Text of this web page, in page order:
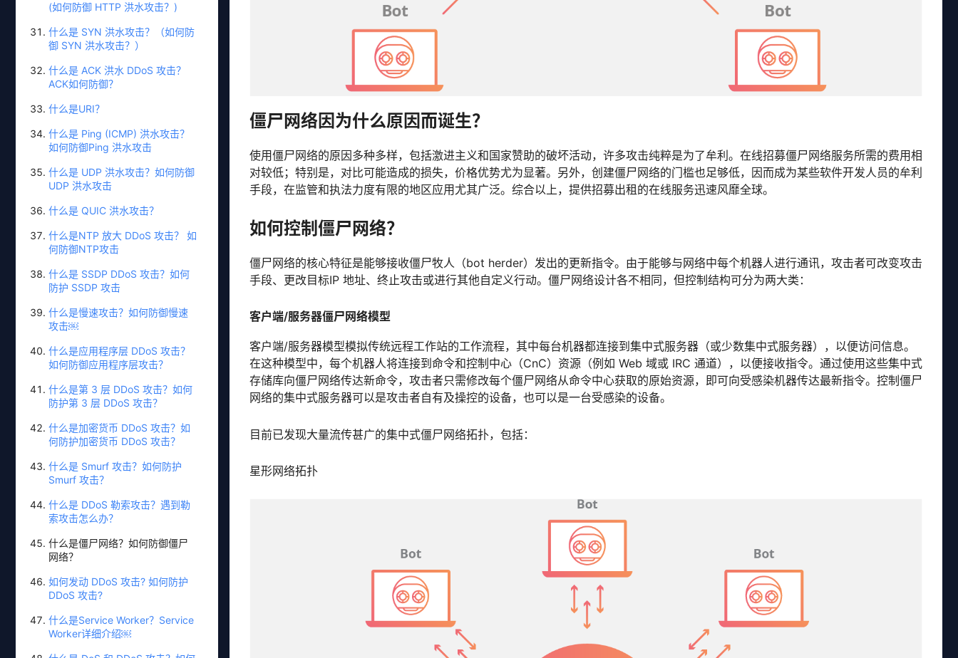
(如何防御 HTTP 洪水攻击？)
什么是 SYN 洪水攻击？（如何防
御 SYN 洪水攻击？）
什么是 ACK 洪水 DDoS 攻击？
ACK如何防御？
什么是URI？
什么是 Ping (ICMP) 洪水攻击？
如何防御Ping 洪水攻击
什么是 UDP 洪水攻击？如何防御
UDP 洪水攻击
什么是 QUIC 洪水攻击？
什么是NTP 放大 DDoS 攻击？ 如
何防御NTP攻击
什么是 SSDP DDoS 攻击？如何
防护 SSDP 攻击
什么是慢速攻击？如何防御慢速
攻击￼
什么是应用程序层 DDoS 攻击？
如何防御应用程序层攻击？
什么是第 3 层 DDoS 攻击？如何
防护第 3 层 DDoS 攻击？
什么是加密货币 DDoS 攻击？如
何防护加密货币 DDoS 攻击？
什么是 Smurf 攻击？如何防护
Smurf 攻击？
什么是 DDoS 勒索攻击？遇到勒
索攻击怎么办？
什么是僵尸网络？如何防御僵尸
网络？
如何发动 DDoS 攻击? 如何防护
DDoS 攻击?
什么是Service Worker？Service
Worker详细介绍￼
僵尸网络因为什么原因而诞生？
使用僵尸网络的原因多种多样，包括激进主义和国家赞助的破坏活动，许多攻击纯粹是为了牟利。在线招募僵尸网络服务所需的费用相
对较低；特别是，对比可能造成的损失，价格优势尤为显著。另外，创建僵尸网络的门槛也足够低，因而成为某些软件开发人员的牟利
手段，在监管和执法力度有限的地区应用尤其广泛。综合以上，提供招募出租的在线服务迅速风靡全球。
如何控制僵尸网络？
僵尸网络的核心特征是能够接收僵尸牧人（bot herder）发出的更新指令。由于能够与网络中每个机器人进行通讯，攻击者可改变攻击
手段、更改目标IP 地址、终止攻击或进行其他自定义行动。僵尸网络设计各不相同，但控制结构可分为两大类：
客户端/服务器僵尸网络模型
客户端/服务器模型模拟传统远程工作站的工作流程，其中每台机器都连接到集中式服务器（或少数集中式服务器），以便访问信息。
在这种模型中，每个机器人将连接到命令和控制中心（CnC）资源（例如 Web 域或 IRC 通道），以便接收指令。通过使用这些集中式
存储库向僵尸网络传达新命令，攻击者只需修改每个僵尸网络从命令中心获取的原始资源，即可向受感染机器传达最新指令。控制僵尸
网络的集中式服务器可以是攻击者自有及操控的设备，也可以是一台受感染的设备。
目前已发现大量流传甚广的集中式僵尸网络拓扑，包括：
星形网络拓扑